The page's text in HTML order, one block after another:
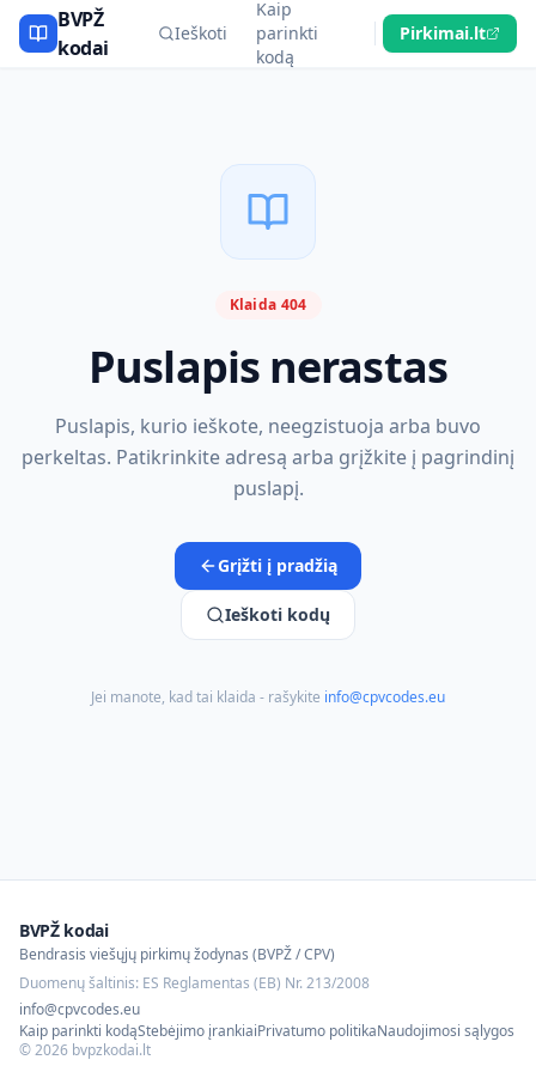
BVPŽ
kodai
Ieškoti
Kaip
parinkti
kodą
Pirkimai.lt
Klaida 404
Puslapis nerastas
Puslapis, kurio ieškote, neegzistuoja arba buvo
perkeltas. Patikrinkite adresą arba grįžkite į pagrindinį
puslapį.
Grįžti į pradžią
Ieškoti kodų
Jei manote, kad tai klaida - rašykite info@cpvcodes.eu
BVPŽ kodai
Bendrasis viešųjų pirkimų žodynas (BVPŽ / CPV)
Duomenų šaltinis: ES Reglamentas (EB) Nr. 213/2008
info@cpvcodes.eu
Kaip parinkti kodąStebėjimo įrankiaiPrivatumo politikaNaudojimosi sąlygos
©2026 bvpzkodai.lt